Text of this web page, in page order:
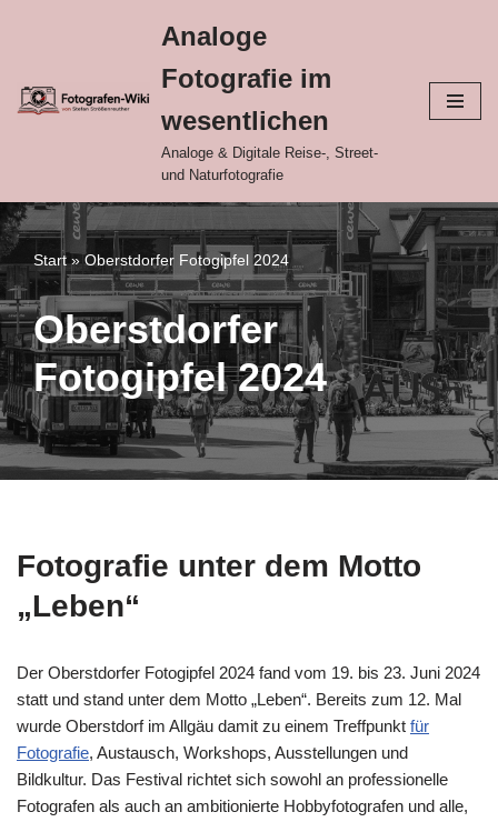
Inhalt
springen
Analoge
Fotografie im
wesentlichen
Analoge & Digitale Reise-, Street-
und Naturfotografie
Start »Oberstdorfer Fotogipfel 2024
Oberstdorfer
Fotogipfel 2024
Fotografie unter dem Motto
„Leben“
Der Oberstdorfer Fotogipfel 2024 fand vom 19. bis 23. Juni 2024
statt und stand unter dem Motto „Leben“. Bereits zum 12. Mal
wurde Oberstdorf im Allgäu damit zu einem Treffpunkt für
Fotografie, Austausch, Workshops, Ausstellungen und
Bildkultur. Das Festival richtet sich sowohl an professionelle
Fotografen als auch an ambitionierte Hobbyfotografen und alle,